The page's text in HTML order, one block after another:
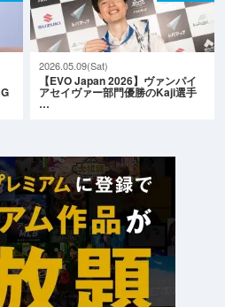
2026.05.09(Sat)
【EVO Japan 2026】ヴァンパイ
アセイヴァー部門優勝のKaji選手
…